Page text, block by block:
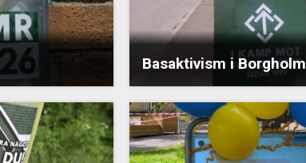
Basaktivism i Borgholm